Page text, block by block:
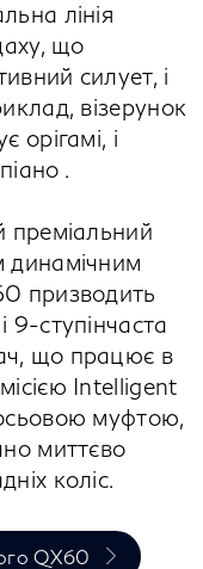
лінія
що
силует, і
візерунок
орігамі, і
.
преміальний
динамічним
призводить
9-ступінчаста
що працює в
Intelligent
муфтою,
миттєво
коліс.
QX60